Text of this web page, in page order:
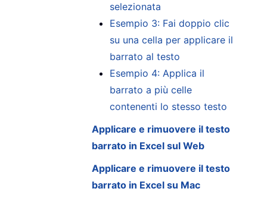
selezionata
Esempio 3: Fai doppio clic
su una cella per applicare il
barrato al testo
Esempio 4: Applica il
barrato a più celle
contenenti lo stesso testo
Applicare e rimuovere il testo
barrato in Excel sul Web
Applicare e rimuovere il testo
barrato in Excel su Mac